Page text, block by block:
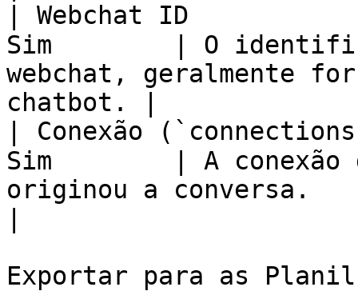
| Webchat ID
Sim        | O
webchat, geralmente
chatbot. |
| Conexão
Sim        | A conexão
originou a conversa.
Exportar para as